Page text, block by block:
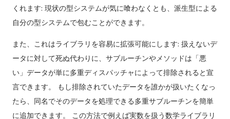
くれます: 現状の型システムが気に喰わなくとも、派生型による
自分の型システムで包むことができます。
また、これはライブラリを容易に拡張可能にします: 扱えないデ
ータに対して死ぬ代わりに、サブルーチンやメソッドは「悪
い」データが単に多重ディスパッチャによって排除されると宣
言できます。 もし排除されていたデータを誰かが扱いたくなっ
たら、同名でそのデータを処理できる多重サブルーチンを簡単
に追加できます。 この方法で例えば実数を扱う数学ライブラリ